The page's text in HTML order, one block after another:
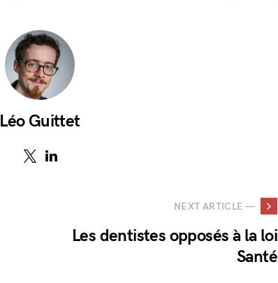
Léo Guittet
NEXT ARTICLE —
Les dentistes opposés à la loi
Santé